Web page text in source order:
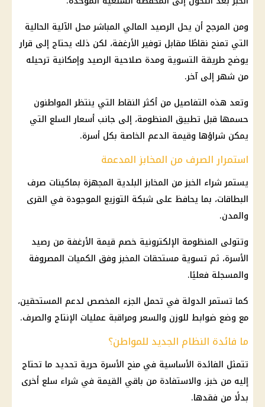
ومن المرجح أن يحل الرصيد المالي المباشر محل الآلية الحالية
التي تمنح نقاطًا مقابل توفير الأرغفة، لكن ذلك يحتاج إلى قرار
يوضح طريقة التسوية ومدة صلاحية الرصيد وإمكانية ترحيله
من شهر إلى آخر.
وتعد هذه التفاصيل من أكثر النقاط التي ينتظر المواطنون
حسمها قبل تطبيق المنظومة، إلى جانب أسعار السلع التي
يمكن شراؤها وقيمة الدعم الخاصة بكل أسرة.
استمرار الصرف من المخابز المدعمة
يستمر شراء الخبز من المخابز البلدية المجهزة بماكينات صرف
البطاقات، بما يحافظ على شبكة التوزيع الموجودة في القرى
والمدن.
وتتولى المنظومة الإلكترونية خصم قيمة الأرغفة من رصيد
الأسرة، ثم تسوية مستحقات المخبز وفق الكميات المصروفة
والمسجلة فعليًا.
كما تستمر الدولة في تحمل الجزء المخصص لدعم المستحقين،
مع وضع ضوابط للوزن والسعر ومراقبة عمليات الإنتاج والصرف.
ما فائدة النظام الجديد للمواطن؟
تتمثل الفائدة الأساسية في منح الأسرة حرية تحديد ما تحتاج
إليه من خبز، والاستفادة من باقي القيمة في شراء سلع أخرى
بدلًا من فقدها.